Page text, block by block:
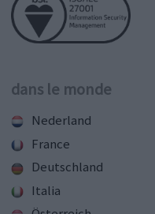
dans le monde
Nederland
France
Deutschland
Italia